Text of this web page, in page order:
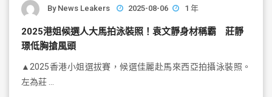
By News Leakers 2025-08-06 1 年
2025港姐候選人大馬拍泳裝照！袁文靜身材稱霸 莊靜
璟低胸搶風頭
▲2025香港小姐選拔賽，候選佳麗赴馬來西亞拍攝泳裝照。
左為莊 …